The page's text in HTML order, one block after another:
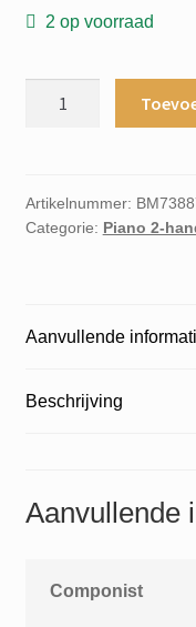
2 op voorraad
piano
top
movies
Artikelnummer:
Categorie: Piano 2-
Aanvullende
Beschrijving
Aanvullende
Componist